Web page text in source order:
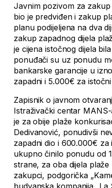
Javnim pozivom za
bio je predviđen i zakup
planu podijeljena na dva
zakup zapadnog dijela
je cijena istočnog dijela
ponuđači su uz ponudu
bankarske garancije u
zapadni i 5.000€ za
Zapisnik o javnom
Istraživački centar
je za obije plaže
Dedivanović, ponudivši
zapadni dio i 600.000€ za
ukupno činilo ponudu od
strane, za oba dijela
zakupci, podgorička
budvanska kompanija